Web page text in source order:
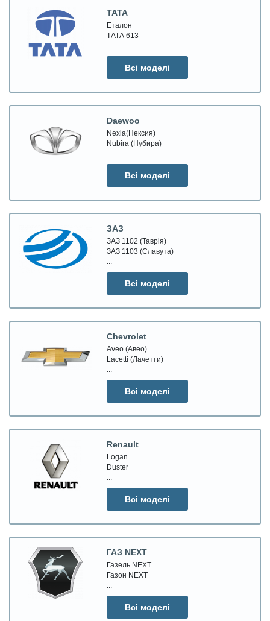
ТАТА
Еталон
ТАТА 613
Всі моделі
Daewoo
Nexia(Нексия)
Nubira (Нубира)
Всі моделі
ЗАЗ
ЗАЗ 1102 (Таврія)
ЗАЗ 1103 (Славута)
Всі моделі
Chevrolet
Aveo (Авео)
Lacetti (Лачетти)
Всі моделі
Renault
Logan
Duster
Всі моделі
ГАЗ NEXT
Газель NEXT
Газон NEXT
Всі моделі